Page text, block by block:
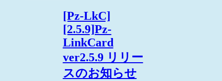
[Pz-LkC]
[2.5.9]Pz-
LinkCard
ver2.5.9 リリー
スのお知らせ